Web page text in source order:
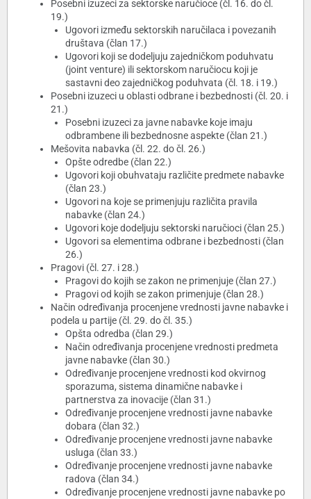
Posebni izuzeci za sektorske naručioce (čl. 16. do čl.
19.)
Ugovori između sektorskih naručilaca i povezanih
društava (član 17.)
Ugovori koji se dodeljuju zajedničkom poduhvatu
(joint venture) ili sektorskom naručiocu koji je
sastavni deo zajedničkog poduhvata (čl. 18. i 19.)
Posebni izuzeci u oblasti odbrane i bezbednosti (čl. 20. i
21.)
Posebni izuzeci za javne nabavke koje imaju
odbrambene ili bezbednosne aspekte (član 21.)
Mešovita nabavka (čl. 22. do čl. 26.)
Opšte odredbe (član 22.)
Ugovori koji obuhvataju različite predmete nabavke
(član 23.)
Ugovori na koje se primenjuju različita pravila
nabavke (član 24.)
Ugovori koje dodeljuju sektorski naručioci (član 25.)
Ugovori sa elementima odbrane i bezbednosti (član
26.)
Pragovi (čl. 27. i 28.)
Pragovi do kojih se zakon ne primenjuje (član 27.)
Pragovi od kojih se zakon primenjuje (član 28.)
Način određivanja procenjene vrednosti javne nabavke i
podela u partije (čl. 29. do čl. 35.)
Opšta odredba (član 29.)
Način određivanja procenjene vrednosti predmeta
javne nabavke (član 30.)
Određivanje procenjene vrednosti kod okvirnog
sporazuma, sistema dinamične nabavke i
partnerstva za inovacije (član 31.)
Određivanje procenjene vrednosti javne nabavke
dobara (član 32.)
Određivanje procenjene vrednosti javne nabavke
usluga (član 33.)
Određivanje procenjene vrednosti javne nabavke
radova (član 34.)
Određivanje procenjene vrednosti javne nabavke po